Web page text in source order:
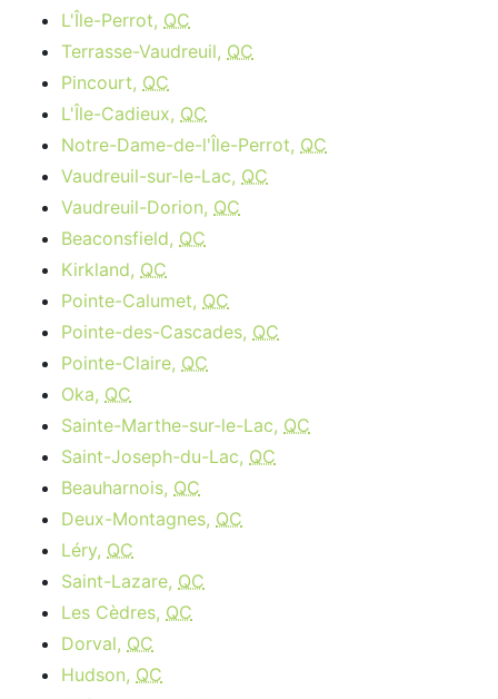
L'Île-Perrot, QC
Terrasse-Vaudreuil, QC
Pincourt, QC
L'Île-Cadieux, QC
Notre-Dame-de-l'Île-Perrot, QC
Vaudreuil-sur-le-Lac, QC
Vaudreuil-Dorion, QC
Beaconsfield, QC
Kirkland, QC
Pointe-Calumet, QC
Pointe-des-Cascades, QC
Pointe-Claire, QC
Oka, QC
Sainte-Marthe-sur-le-Lac, QC
Saint-Joseph-du-Lac, QC
Beauharnois, QC
Deux-Montagnes, QC
Léry, QC
Saint-Lazare, QC
Les Cèdres, QC
Dorval, QC
Hudson, QC